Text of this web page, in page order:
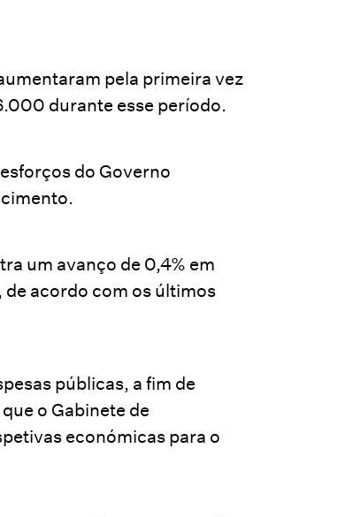
pela primeira vez
durante esse período.
do Governo
um avanço de 0,4% em
acordo com os últimos
públicas, a fim de
o Gabinete de
económicas para o